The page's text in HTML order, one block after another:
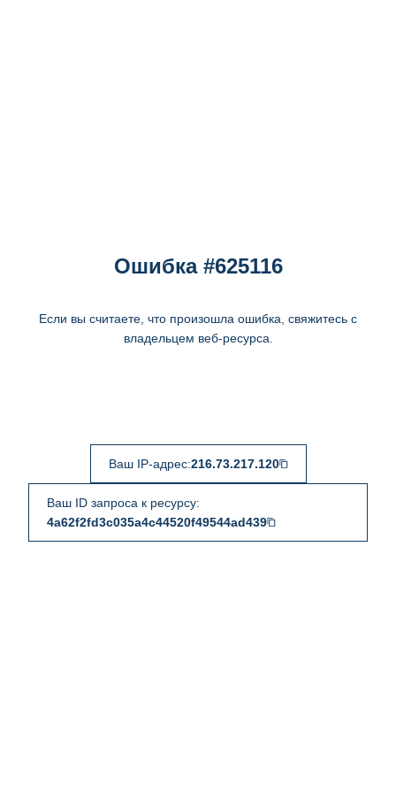
Ошибка #625116
Если вы считаете, что произошла ошибка, свяжитесь с
владельцем веб-ресурса.
Ваш IP-адрес:216.73.217.120
Ваш ID запроса к ресурсу:
4a62f2fd3c035a4c44520f49544ad439